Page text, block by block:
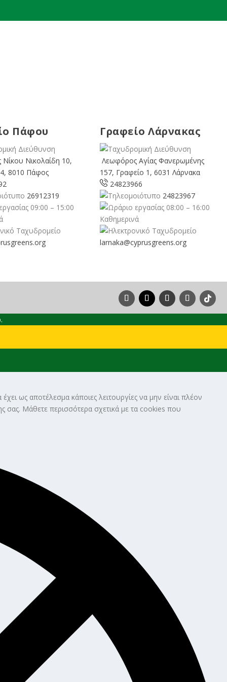
Πάφου
Νικολαίδη 10,
8010 Πάφος
26912319
09:00 – 15:00
Γραφείο Λάρνακας
Λεωφόρος Αγίας Φανερωμένης
157, Γραφείο 1, 6031 Λάρνακα
24823966
24823967
08:00 – 16:00
Καθημερινά
larnaka@cyprusgreens.org
ως αποτέλεσμα κάποιες λειτουργίες να μην είναι πλέον
σας. Μάθετε περισσότερα σχετικά με τα cookies που